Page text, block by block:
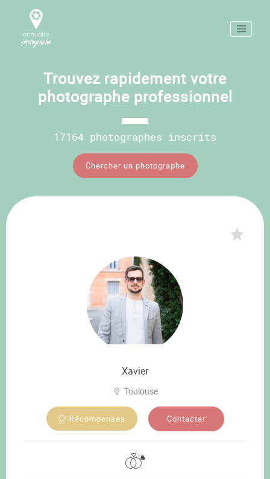
Trouvez rapidement votre
photographe professionnel
17164 photographes inscrits
Chercher un photographe
Xavier
Toulouse
Récompenses Contacter